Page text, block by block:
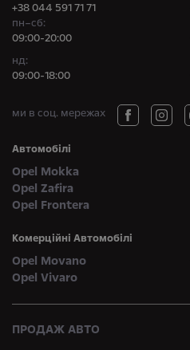
+38 044 591 71 71
пн–сб:
09:00-20:00
нд:
09:00-18:00
ми в соц. мережах
Автомобілі
Opel Mokka
Opel Zafira
Opel Frontera
Комерційні Автомобілі
Opel Movano
Opel Vivaro
ПРОДАЖ АВТО